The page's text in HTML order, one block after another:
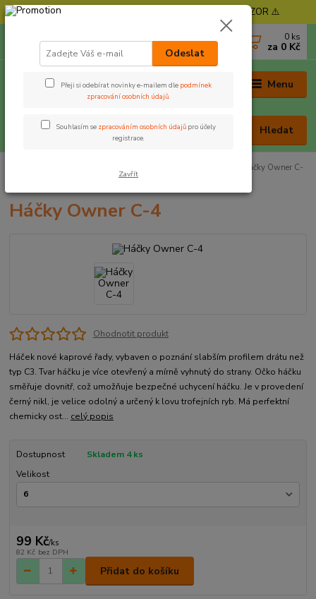
⚠️ POZOR - Objednávky expedujeme od 11. 8. - POZOR ⚠️
Menu
Hledat
0 ks
za 0 Kč
Háčky Owner C-
Háčky Owner C-4
Ohodnotit produkt
Háček nové kaprové řady, vybaven o poznání slabším profilem drátu než
typ C3. Tvar háčku je více otevřený a mírně vyhnutý do strany. Očko háčku
směřuje dovnitř, což umožňuje bezpečné uchycení háčku. Je v provedení
černý nikl, je velice odolný a určený k lovu trofejních ryb. Má perfektní
chemicky ost... celý popis
Dostupnost
Skladem 4 ks
Velikost
99 Kč/ks
82 Kč bez DPH
Přidat do košíku
Odeslat
Přeji si odebírat novinky e-mailem dle podmínek
zpracování osobních údajů.
Souhlasím se zpracováním osobních údajů pro účely
registrace.
Zavřít